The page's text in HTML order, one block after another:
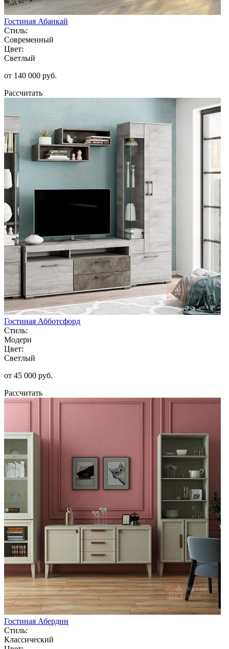
Гостиная Абанкай
Стиль:
Современный
Цвет:
Светлый
от 140 000 руб.
Рассчитать
Гостиная Абботсфорд
Стиль:
Модерн
Цвет:
Светлый
от 45 000 руб.
Рассчитать
Гостиная Абердин
Стиль:
Классический